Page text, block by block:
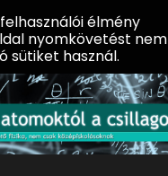
AZ
élmény
nyomkövetést nem
sütiket használ.